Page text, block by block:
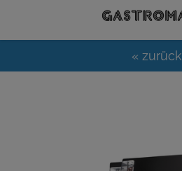
« zurück